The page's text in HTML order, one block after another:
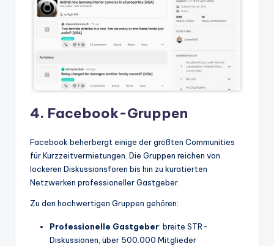
4. Facebook-Gruppen
Facebook beherbergt einige der größten Communities
für Kurzzeitvermietungen. Die Gruppen reichen von
lockeren Diskussionsforen bis hin zu kuratierten
Netzwerken professioneller Gastgeber.
Zu den hochwertigen Gruppen gehören:
Professionelle Gastgeber: breite STR-
Diskussionen, über 500.000 Mitglieder